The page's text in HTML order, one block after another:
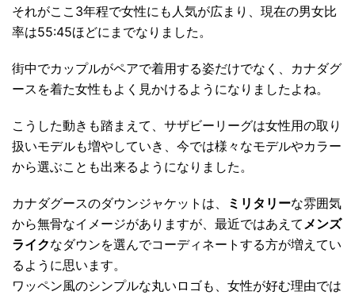
それがここ3年程で女性にも人気が広まり、現在の男女比
率は55:45ほどにまでなりました。
街中でカップルがペアで着用する姿だけでなく、カナダグ
ースを着た女性もよく見かけるようになりましたよね。
こうした動きも踏まえて、サザビーリーグは女性用の取り
扱いモデルも増やしていき、今では様々なモデルやカラー
から選ぶことも出来るようになりました。
カナダグースのダウンジャケットは、 ミリタリーな雰囲気
から無骨なイメージがありますが、最近ではあえてメンズ
ライクなダウンを選んでコーディネートする方が増えてい
るように思います。
ワッペン風のシンプルな丸いロゴも、女性が好む理由では